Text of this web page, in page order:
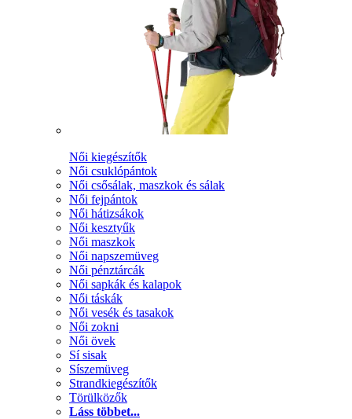
Női kiegészítők
Női csuklópántok
Női csősálak, maszkok és sálak
Női fejpántok
Női hátizsákok
Női kesztyűk
Női maszkok
Női napszemüveg
Női pénztárcák
Női sapkák és kalapok
Női táskák
Női vesék és tasakok
Női zokni
Női övek
Sí sisak
Síszemüveg
Strandkiegészítők
Törülközők
Láss többet...